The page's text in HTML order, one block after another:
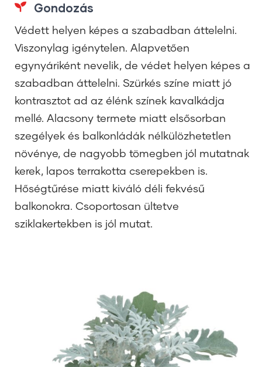
Gondozás
Védett helyen képes a szabadban áttelelni.
Viszonylag igénytelen. Alapvetően
egynyáriként nevelik, de védet helyen képes a
szabadban áttelelni. Szürkés színe miatt jó
kontrasztot ad az élénk színek kavalkádja
mellé. Alacsony termete miatt elsősorban
szegélyek és balkonládák nélkülözhetetlen
növénye, de nagyobb tömegben jól mutatnak
kerek, lapos terrakotta cserepekben is.
Hőségtűrése miatt kiváló déli fekvésű
balkonokra. Csoportosan ültetve
sziklakertekben is jól mutat.